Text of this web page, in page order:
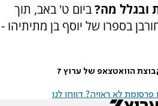
ובגלל מה?ביום ט' באב, תוך
בספרו של יוסף בן מתיתיהו -
הוואטצאפ של ערוץ 7
לא ראויה? דווחו לנו